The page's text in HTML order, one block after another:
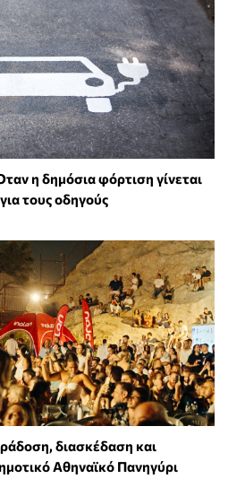
η δημόσια φόρτιση γίνεται
τους οδηγούς
διασκέδαση και
Αθηναϊκό Πανηγύρι